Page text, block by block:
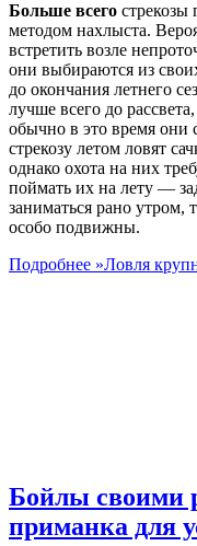
Больше всего стрекозы
методом нахлыста.
встретить возле
они выбираются из
до окончания летнего
лучше всего до
обычно в это время они
стрекозу летом ловят
однако охота на них
поймать их на лету —
заниматься рано утром,
особо подвижны.
Подробнее »Ловля
Бойлы своими
приманка для